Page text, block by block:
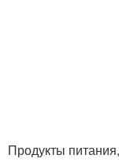
Продукты